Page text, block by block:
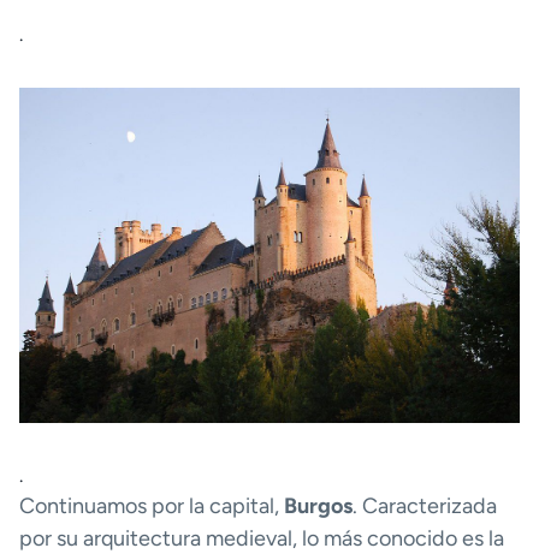
.
.
Continuamos por la capital, Burgos. Caracterizada
por su arquitectura medieval, lo más conocido es la